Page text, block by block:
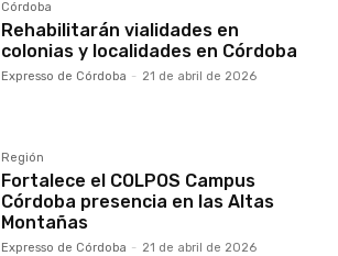
Córdoba
Rehabilitarán vialidades en
colonias y localidades en Córdoba
Expresso de Córdoba - 21 de abril de 2026
Región
Fortalece el COLPOS Campus
Córdoba presencia en las Altas
Montañas
Expresso de Córdoba - 21 de abril de 2026